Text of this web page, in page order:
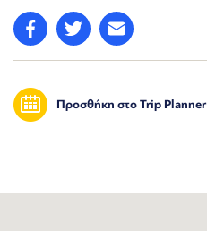
Προσθήκη στο Trip Planner